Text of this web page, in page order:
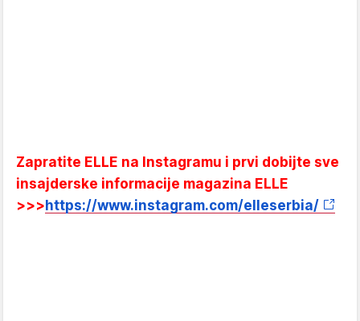
Zapratite ELLE na Instagramu i prvi dobijte sve
insajderske informacije magazina ELLE
>>>https://www.instagram.com/elleserbia/